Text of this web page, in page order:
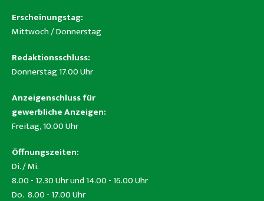
Erscheinungstag:
Mittwoch / Donnerstag
Redaktionsschluss:
Donnerstag 17.00 Uhr
Anzeigenschluss für
gewerbliche Anzeigen:
Freitag, 10.00 Uhr
Öffnungszeiten:
Di. / Mi.
8.00 - 12.30 Uhr und 14.00 - 16.00 Uhr
Do. 8.00 - 17.00 Uhr